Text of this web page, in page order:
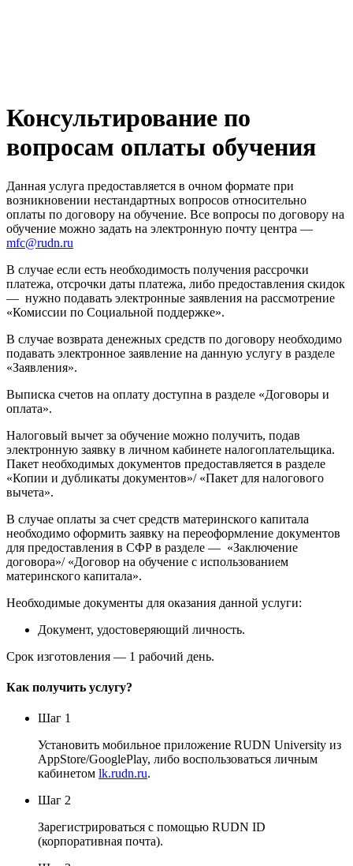
Консультирование по
вопросам оплаты обучения
Данная услуга предоставляется в очном формате при
возникновении нестандартных вопросов относительно
оплаты по договору на обучение. Все вопросы по договору на
обучение можно задать на электронную почту центра —
mfc@rudn.ru
В случае если есть необходимость получения рассрочки
платежа, отсрочки даты платежа, либо предоставления скидок
— нужно подавать электронные заявления на рассмотрение
«Комиссии по Социальной поддержке».
В случае возврата денежных средств по договору необходимо
подавать электронное заявление на данную услугу в разделе
«Заявления».
Выписка счетов на оплату доступна в разделе «Договоры и
оплата».
Налоговый вычет за обучение можно получить, подав
электронную заявку в личном кабинете налогоплательщика.
Пакет необходимых документов предоставляется в разделе
«Копии и дубликаты документов»/ «Пакет для налогового
вычета».
В случае оплаты за счет средств материнского капитала
необходимо оформить заявку на переоформление документов
для предоставления в СФР в разделе — «Заключение
договора»/ «Договор на обучение с использованием
материнского капитала».
Необходимые документы для оказания данной услуги:
Документ, удостоверяющий личность.
Срок изготовления — 1 рабочий день.
Как получить услугу?
Шаг 1
Установить мобильное приложение RUDN University из
AppStore/GooglePlay, либо воспользоваться личным
кабинетом lk.rudn.ru.
Шаг 2
Зарегистрироваться с помощью RUDN ID
(корпоративная почта).